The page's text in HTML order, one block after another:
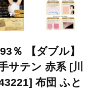
％ 【ダブル】
サテン 赤系 [川
布団 ふと